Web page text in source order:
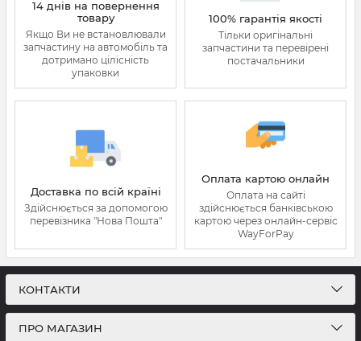
14 днів на повернення
товару
Якщо Ви не встановлювали
запчастину на автомобіль та
дотримано цілісність
упаковки
100% гарантія якості
Тільки оригінальні
запчастини та перевірені
постачальники
Доставка по всій країні
Здійснюється за допомогою
перевізника "Нова Пошта"
Оплата картою онлайн
Оплата на сайті
здійснюється банківською
картою через онлайн-сервіс
WayForPay
КОНТАКТИ
ПРО МАГАЗИН